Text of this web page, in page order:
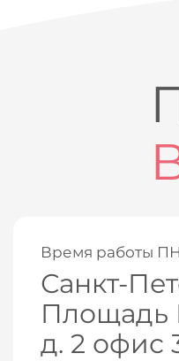
Время работы
Санкт-
Площадь
д. 2 офис